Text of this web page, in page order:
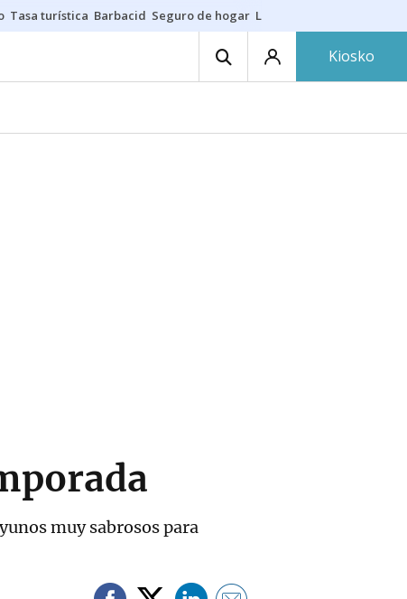
Tasa turística Barbacid Seguro de hogar Lío Athletic-Osasuna
Kiosko
muy sabrosos para